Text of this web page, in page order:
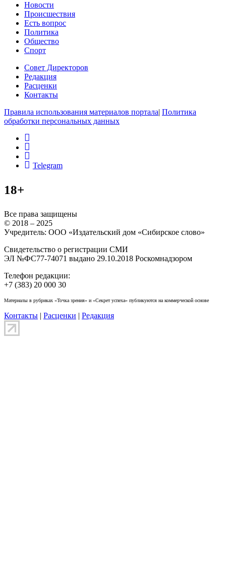
Новости
Происшествия
Есть вопрос
Политика
Общество
Спорт
Совет Директоров
Редакция
Расценки
Контакты
Правила использования материалов портала| Политика
обработки персональных данных
Telegram
18+
Все права защищены
© 2018 – 2025
Учредитель: ООО «Издательский дом «Сибирское слово»
Свидетельство о регистрации СМИ
ЭЛ №ФС77-74071 выдано 29.10.2018 Роскомнадзором
Телефон редакции:
+7 (383) 20 000 30
Материалы в рубриках «Точка зрения» и «Секрет успеха» публикуются на коммерческой основе
Контакты | Расценки | Редакция